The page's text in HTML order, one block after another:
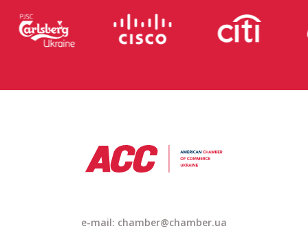
e-mail: chamber@chamber.ua